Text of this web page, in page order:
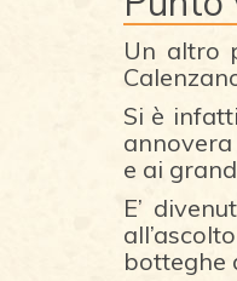
Un altro
Si è
e ai
E’
botteghe